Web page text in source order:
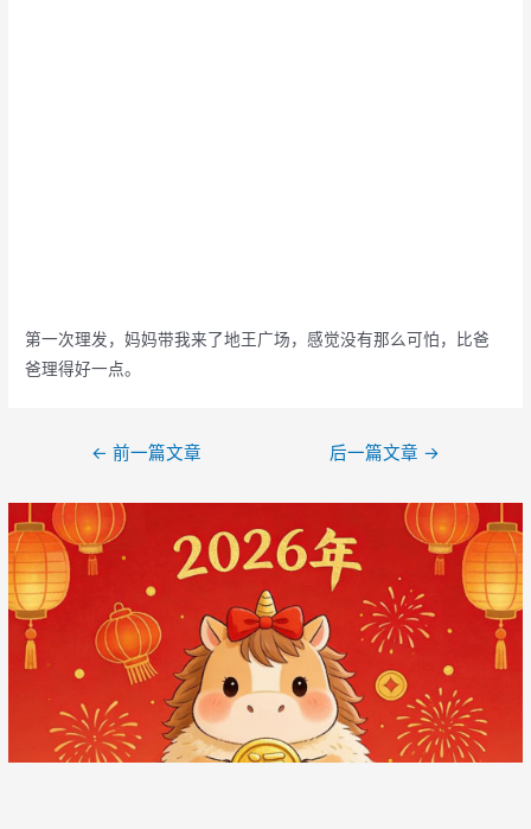
第一次理发，妈妈带我来了地王广场，感觉没有那么可怕，比爸
爸理得好一点。
导
航
← 前一篇文章 后一篇文章 →